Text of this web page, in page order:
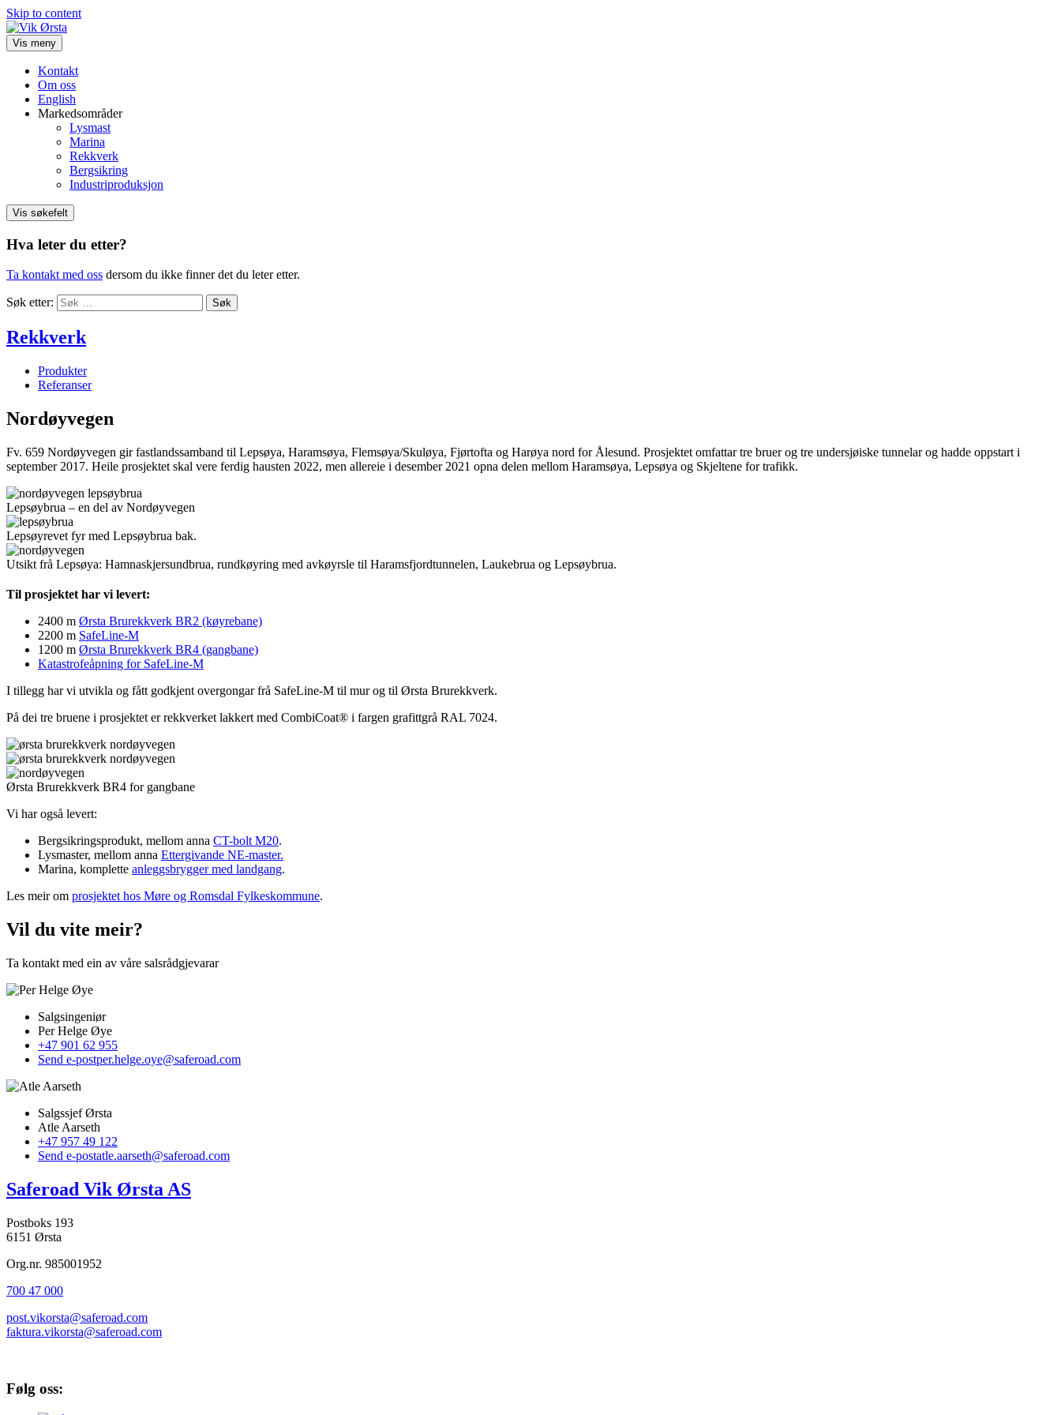
Skip to content
Vis meny
Kontakt
Om oss
English
Markedsområder
Lysmast
Marina
Rekkverk
Bergsikring
Industriproduksjon
Vis søkefelt
Hva leter du etter?
Ta kontakt med oss dersom du ikke finner det du leter etter.
Søk etter:
Rekkverk
Produkter
Referanser
Nordøyvegen
Fv. 659 Nordøyvegen gir fastlandssamband til Lepsøya, Haramsøya, Flemsøya/Skuløya, Fjørtofta og Harøya nord for Ålesund. Prosjektet omfattar tre bruer og tre undersjøiske tunnelar og hadde oppstart i
september 2017. Heile prosjektet skal vere ferdig hausten 2022, men allereie i desember 2021 opna delen mellom Haramsøya, Lepsøya og Skjeltene for trafikk.
Lepsøybrua – en del av Nordøyvegen
Lepsøyrevet fyr med Lepsøybrua bak.
Utsikt frå Lepsøya: Hamnaskjersundbrua, rundkøyring med avkøyrsle til Haramsfjordtunnelen, Laukebrua og Lepsøybrua.
Til prosjektet har vi levert:
2400 m Ørsta Brurekkverk BR2 (køyrebane)
2200 m SafeLine-M
1200 m Ørsta Brurekkverk BR4 (gangbane)
Katastrofeåpning for SafeLine-M
I tillegg har vi utvikla og fått godkjent overgongar frå SafeLine-M til mur og til Ørsta Brurekkverk.
På dei tre bruene i prosjektet er rekkverket lakkert med CombiCoat® i fargen grafittgrå RAL 7024.
Ørsta Brurekkverk BR4 for gangbane
Vi har også levert:
Bergsikringsprodukt, mellom anna CT-bolt M20.
Lysmaster, mellom anna Ettergivande NE-master.
Marina, komplette anleggsbrygger med landgang.
Les meir om prosjektet hos Møre og Romsdal Fylkeskommune.
Vil du vite meir?
Ta kontakt med ein av våre salsrådgjevarar
Salgsingeniør
Per Helge Øye
+47 901 62 955
Send e-postper.helge.oye@saferoad.com
Salgssjef Ørsta
Atle Aarseth
+47 957 49 122
Send e-postatle.aarseth@saferoad.com
Saferoad Vik Ørsta AS
Postboks 193
6151 Ørsta
Org.nr. 985001952
700 47 000
post.vikorsta@saferoad.com
faktura.vikorsta@saferoad.com
Følg oss: